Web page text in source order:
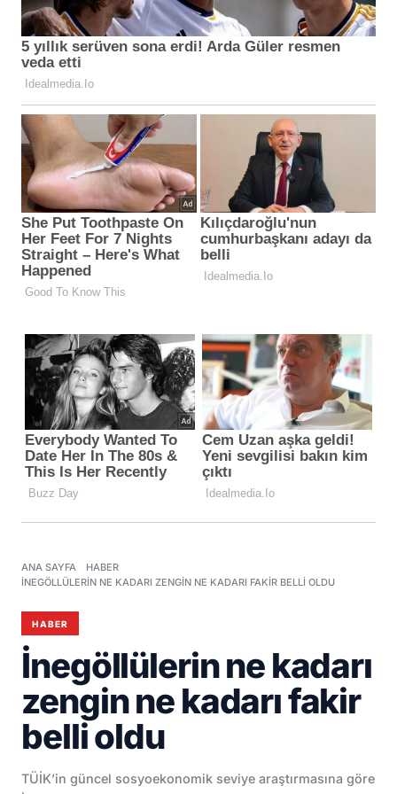
ANA SAYFA
HABER
İNEGÖLLÜLERIN NE KADARI ZENGIN NE KADARI FAKIR BELLI OLDU
HABER
İnegöllülerin ne kadarı
zengin ne kadarı fakir
belli oldu
TÜİK’in güncel sosyoekonomik seviye araştırmasına göre